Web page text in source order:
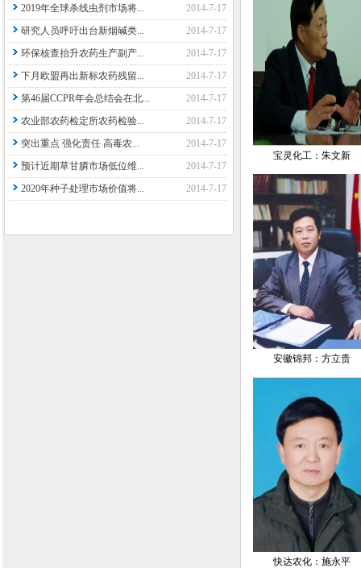
2019年全球杀线虫剂市场将...
2014-7-17
研究人员呼吁出台新烟碱类...
2014-7-17
环保核查抬升农药生产副产...
2014-7-17
下月欧盟再出新标农药残留...
2014-7-17
第46届CCPR年会总结会在北...
2014-7-17
农业部农药检定所农药检验...
2014-7-17
突出重点 强化责任 高毒农...
2014-7-17
预计近期草甘膦市场低位维...
2014-7-17
2020年种子处理市场价值将...
2014-7-17
宝灵化工：朱文新
安徽锦邦：方立贵
快达农化：施永平